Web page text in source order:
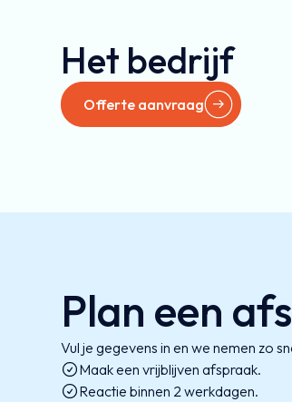
Het bedrijf
Offerte aanvraag
Plan een
Vul je gegevens in en we nemen zo
Maak een vrijblijven afspraak.
Reactie binnen 2 werkdagen.